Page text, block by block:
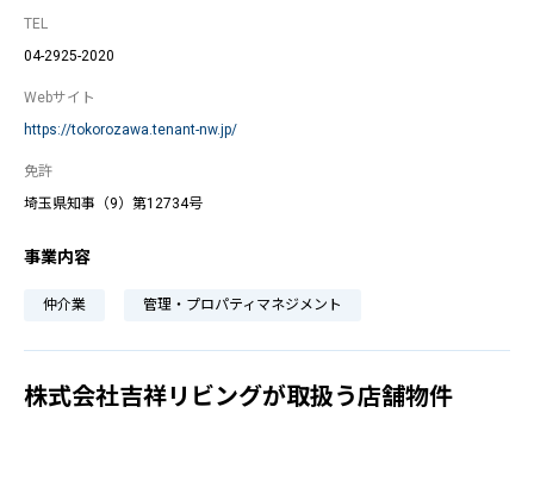
TEL
04-2925-2020
Webサイト
https://tokorozawa.tenant-nw.jp/
免許
埼玉県知事（9）第12734号
事業内容
仲介業 管理・プロパティマネジメント
株式会社吉祥リビングが取扱う店舗物件